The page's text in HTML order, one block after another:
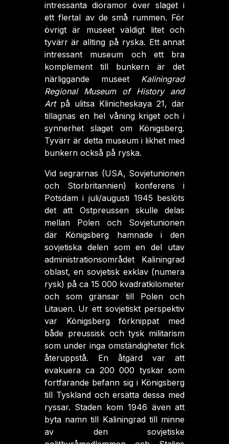
intressanta dioramor över slaget i
ett flertal av de små rummen. För
övrigt är museet väldigt litet och
tyvärr är allting på ryska. Ett annat
intressant museum och ett bra
komplement till bunkern är det
närliggande museet Kaliningrad
Regional Museum of History and
Art på ulitsa Klinicheskaya 21, där
tillägnas en hel våning kriget och i
synnerhet slaget om Königsberg.
Tyvärr är detta museum i likhet med
bunkern också på ryska.
Vid segrarnas (USA, Sovjetunionen
och Storbritannien) konferens i
Potsdam i juli/augusti 1945 beslöts
det att Ostpreussen skulle delas
mellan Polen och Sovjetunionen
där Königsberg hamnade i den
sovjetiska delen som en del utav
administrationsområdet Kaliningrad
oblast, en sovjetisk exklav (numera
rysk) på ca 15 000 kvadratkilometer
och som gränsar till Polen och
Litauen. Ur ett sovjetiskt perspektiv
var Königsberg förknippat med
både preussisk och tysk militarism
som under inga omständigheter fick
återuppstå. En åtgärd var att
evakuera ca 200 000 tyskar som
fortfarande befann sig i Königsberg
till Tyskland och ersätta dessa med
ryssar. Staden kom 1946 även att
byta namn till Kaliningrad till minne
av den sovjetiske